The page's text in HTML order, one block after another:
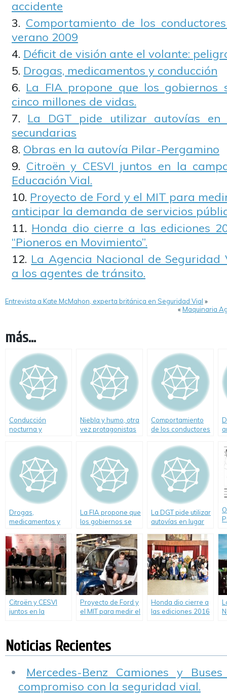
accidente
Comportamiento de los
verano 2009
Déficit de visión ante el volante:
Drogas, medicamentos y conducción
La FIA propone que los
cinco millones de vidas.
La DGT pide utilizar autovías en
secundarias
Obras en la autovía Pilar-Pergamino
Citroën y CESVI juntos en la
Educación Vial.
Proyecto de Ford y el MIT para
anticipar la demanda de servicios
Honda dio cierre a las ediciones
“Pioneros en Movimiento”.
La Agencia Nacional de Seguridad
a los agentes de tránsito.
Entrevista a Kate McMahon, experta británica en Seguridad Vial »
«Maquinaria
más...
Conducción
nocturna y
Niebla y humo, otra
vez protagonistas
accidente
Comportamiento
de los conductores
verano 2009
Drogas,
medicamentos y
La FIA propone que
los gobiernos se
cinco millones de
vidas.
La DGT pide utilizar
autovías en lugar
secundarias
Citroën y CESVI
juntos en la
Educación Vial.
Proyecto de Ford y
el MIT para medir el
servicios públicos
de transporte.
Honda dio cierre a
las ediciones 2016
Noticias Recientes
Mercedes-Benz Camiones y
compromiso con la seguridad vial.